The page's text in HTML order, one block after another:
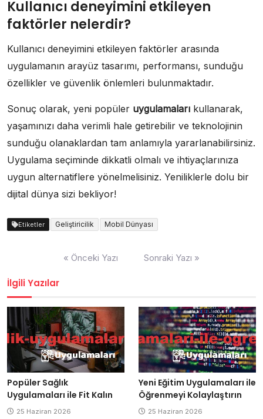
Kullanıcı deneyimini etkileyen
faktörler nelerdir?
Kullanıcı deneyimini etkileyen faktörler arasında
uygulamanın arayüz tasarımı, performansı, sunduğu
özellikler ve güvenlik önlemleri bulunmaktadır.
Sonuç olarak, yeni popüler uygulamaları kullanarak,
yaşamınızı daha verimli hale getirebilir ve teknolojinin
sunduğu olanaklardan tam anlamıyla yararlanabilirsiniz.
Uygulama seçiminde dikkatli olmalı ve ihtiyaçlarınıza
uygun alternatiflere yönelmelisiniz. Yeniliklerle dolu bir
dijital dünya sizi bekliyor!
Etiketler Geliştiricilik Mobil Dünyası
« Önceki Yazı Sonraki Yazı »
İlgili Yazılar
Popüler Sağlık
Uygulamaları ile Fit Kalın
25 Haziran 2026
Yeni Eğitim Uygulamaları ile
Öğrenmeyi Kolaylaştırın
25 Haziran 2026